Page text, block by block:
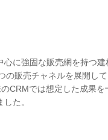
に強固な販売網を持つ
販売チャネルを展開し
CRMでは想定した成果
た。